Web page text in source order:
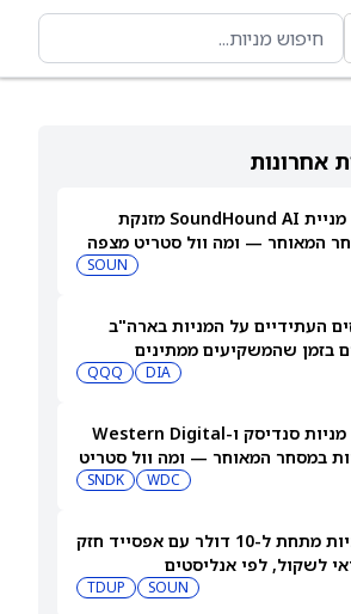
אחרונות
למה מניית SoundHound AI מזנקת
המאוחר — ומה וול סטריט מצפה
SOUN
העתידיים על המניות בארה"ב
בזמן שהמשקיעים ממתינים
DIA
QQQ
למה מניות סנדיסק ו-Western Digital
במסחר המאוחר — ומה וול סטריט
WDC
SNDK
3 מניות מתחת ל-10 דולר עם אפסייד חזק
לשקול, לפי אנליסטים
SOUN
TDUP